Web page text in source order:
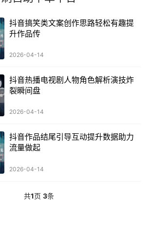
抖音搞笑类文案创作思路轻松有趣提
升作品传
2026-04-14
抖音热播电视剧人物角色解析演技炸
裂瞬间盘
2026-04-14
抖音作品结尾引导互动提升数据助力
流量做起
2026-04-14
共1页 3条